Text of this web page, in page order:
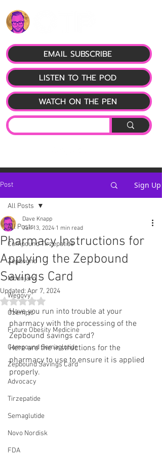
LISTEN TO THE POD
EMAIL SUBSCRIBE
WATCH ON THE PEN
Post Sign Up
All Posts
Compound Tirzepatide
Zepbound
Mounjaro
Wegovy
Ozempic
Future Obesity Medicine
Compound Semaglutide
Zepbound Savings Card
Advocacy
Tirzepatide
Semaglutide
Novo Nordisk
FDA
All Posts
Pharmacy Instructions for
Applying the Zepbound
Savings Card
Dave Knapp
Jan 13, 2024 1 min read
Updated: Apr 7, 2024
Rated NaN out of 5 stars.
Have you run into trouble at your
pharmacy with the processing of the
Zepbound savings card?
Here are the instructions for the
pharmacy to use to ensure it is applied
properly.